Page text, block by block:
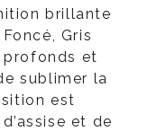
brillante
Gris
profonds et
sublimer la
est
et de